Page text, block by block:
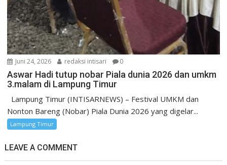
Juni 24, 2026 redaksi intisari 0
Aswar Hadi tutup nobar Piala dunia 2026 dan umkm
3.malam di Lampung Timur
Lampung Timur (INTISARNEWS) – Festival UMKM dan
Nonton Bareng (Nobar) Piala Dunia 2026 yang digelar...
Lampung Timur
LEAVE A COMMENT